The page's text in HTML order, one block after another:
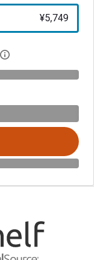
¥5,749
デジタルライセン